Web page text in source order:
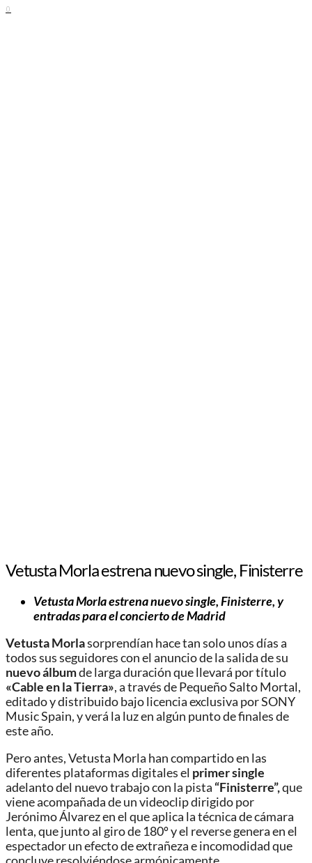
0
Vetusta Morla estrena nuevo single, Finisterre
Vetusta Morla estrena nuevo single, Finisterre, y
entradas para el concierto de Madrid
Vetusta Morlasorprendían hace tan solo unos días a
todos sus seguidores con el anuncio de la salida de su
nuevo álbumde larga duración que llevará por título
«Cable en la Tierra», a través de Pequeño Salto Mortal,
editado y distribuido bajo licencia exclusiva por SONY
Music Spain, y verá la luz en algún punto de finales de
este año.
Pero antes, Vetusta Morla han compartido en las
diferentes plataformas digitales el primer single
adelanto del nuevo trabajo con la pista “Finisterre”,que
viene acompañada de un videoclip dirigido por
Jerónimo Álvarez en el que aplica la técnica de cámara
lenta, que junto al giro de 180º y el reverse genera en el
espectador un efecto de extrañeza e incomodidad que